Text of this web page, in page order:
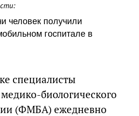
человек получили
госпитале в
специалисты
биологического
(ФМБА) ежедневно